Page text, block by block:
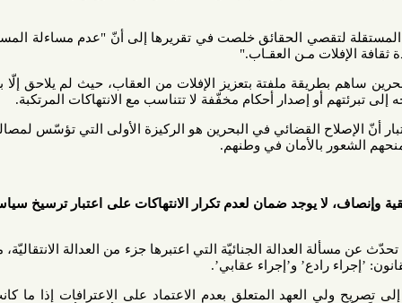
لتقصي الحقائق خلصت في تقريرها إلى أنّ "عدم مساءلة المسؤولين في
مـن العقـاب."
ملفتة بتعزيز الإفلات من العقاب، حيث لم يلاحق إلّا بعض أفراد
أو إصدار أحكام مخفّفة لا تتناسب مع الانتهاكات المرتكبة.
القضائي في البحرين هو الركيزة الأولى التي تؤسّس لمصالحة وطنيّة
بالأمان في وطنهم.
لا يوجد ضمان لعدم تكرار الانتهاكات على اعتبار ترسيخ سياسة الإفلات
العدالة الجنائيّة التي اعتبرها جزء من العدالة الانتقاليّة، مشيراً إلى
و’إجراء عقابي’.
العهد المتعلق بعدم الاعتماد على الاعترافات إذا ما كانت مقرونة